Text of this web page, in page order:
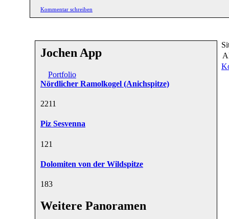
Kommentar schreiben
Jochen App
Portfolio
Nördlicher Ramolkogel (Anichspitze)
2211
Piz Sesvenna
121
Dolomiten von der Wildspitze
183
Weitere Panoramen